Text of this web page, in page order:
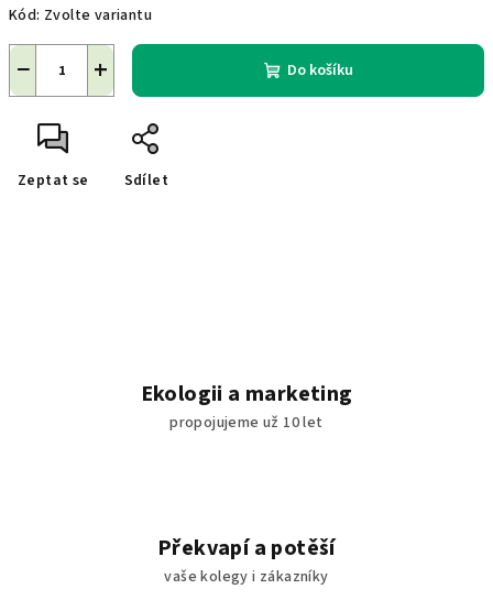
cena:
Kód: Zvolte variantu
+
− Do košíku
Zeptat se Sdílet
Ekologii a marketing
propojujeme už 10 let
Překvapí a potěší
vaše kolegy i zákazníky